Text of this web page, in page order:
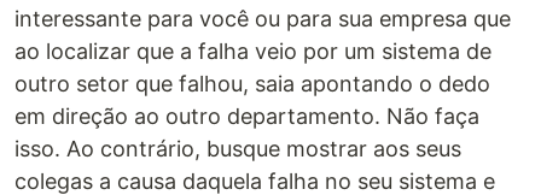
interessante para você ou para sua empresa que
ao localizar que a falha veio por um sistema de
outro setor que falhou, saia apontando o dedo
em direção ao outro departamento. Não faça
isso. Ao contrário, busque mostrar aos seus
colegas a causa daquela falha no seu sistema e